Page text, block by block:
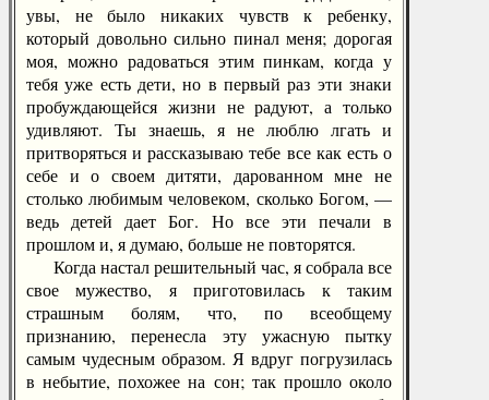
увы, не было никаких чувств к ребенку,
который довольно сильно пинал меня; дорогая
моя, можно радоваться этим пинкам, когда у
тебя уже есть дети, но в первый раз эти знаки
пробуждающейся жизни не радуют, а только
удивляют. Ты знаешь, я не люблю лгать и
притворяться и рассказываю тебе все как есть о
себе и о своем дитяти, дарованном мне не
столько любимым человеком, сколько Богом, —
ведь детей дает Бог. Но все эти печали в
прошлом и, я думаю, больше не повторятся.
Когда настал решительный час, я собрала все
свое мужество, я приготовилась к таким
страшным болям, что, по всеобщему
признанию, перенесла эту ужасную пытку
самым чудесным образом. Я вдруг погрузилась
в небытие, похожее на сон; так прошло около